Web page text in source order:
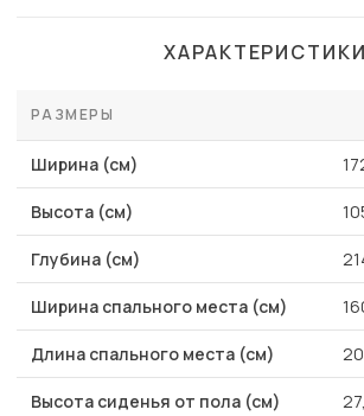
ХАРАКТЕРИСТИКИ
РАЗМЕРЫ
Ширина (см)
Высота (см)
Глубина (см)
Ширина спального места (см)
Длина спального места (см)
Высота сиденья от пола (см)